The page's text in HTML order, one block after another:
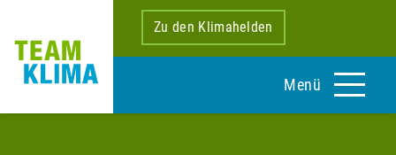
Zu den Klimahelden
Menü